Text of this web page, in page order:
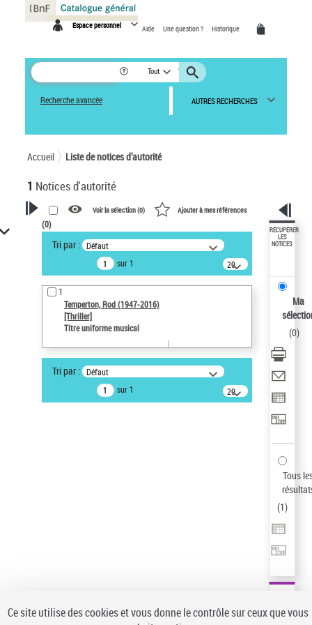
Espace personnel Aide Une question ? Historique
Tout
Recherche avancée AUTRES RECHERCHES
Accueil Liste de notices d’autorité
1 Notices d'autorité
VOTRE RECHERCHE
Recherche avancée dans les
notices d’autorité
Œuvres liées à l'auteur :
Temperton, Rod (1947-2016)
Type de notice d'autorité
Type de notice d'autorité
Voir la sélection (0) Ajouter à mes références
(0)
Tri par : Défaut
sur 1
20
résultats/page
1
Temperton, Rod (1947-2016)
[Thriller]
Titre uniforme musical
Tri par : Défaut
sur 1
20
résultats/page
RÉCUPÉRER
LES
NOTICES
Ma
(0)
Tous
(1)
Panneau de gestion des cookies
Ce site utilise des cookies et vous donne le contrôle sur ceux que vous